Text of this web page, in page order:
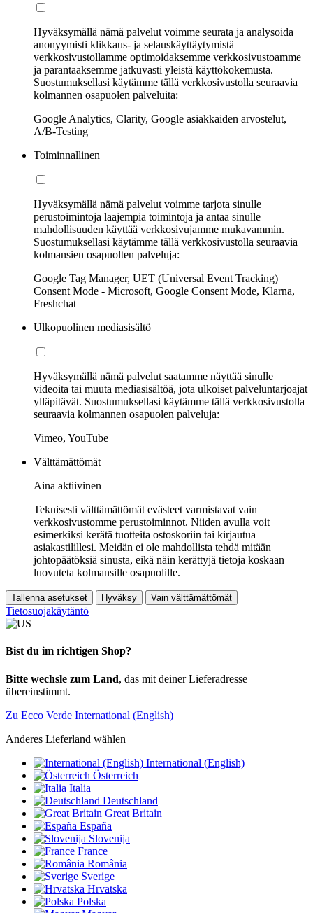
Hyväksymällä nämä palvelut voimme seurata ja analysoida
anonyymisti klikkaus- ja selauskäyttäytymistä
verkkosivustollamme optimoidaksemme verkkosivustoamme
ja parantaaksemme jatkuvasti yleistä käyttökokemusta.
Suostumuksellasi käytämme tällä verkkosivustolla seuraavia
kolmannen osapuolen palveluita:
Google Analytics, Clarity, Google asiakkaiden arvostelut,
A/B-Testing
Toiminnallinen
Hyväksymällä nämä palvelut voimme tarjota sinulle
perustoimintoja laajempia toimintoja ja antaa sinulle
mahdollisuuden käyttää verkkosivujamme mukavammin.
Suostumuksellasi käytämme tällä verkkosivustolla seuraavia
kolmansien osapuolten palveluja:
Google Tag Manager, UET (Universal Event Tracking)
Consent Mode - Microsoft, Google Consent Mode, Klarna,
Freshchat
Ulkopuolinen mediasisältö
Hyväksymällä nämä palvelut saatamme näyttää sinulle
videoita tai muuta mediasisältöä, jota ulkoiset palveluntarjoajat
ylläpitävät. Suostumuksellasi käytämme tällä verkkosivustolla
seuraavia kolmannen osapuolen palveluja:
Vimeo, YouTube
Välttämättömät
Aina aktiivinen
Teknisesti välttämättömät evästeet varmistavat vain
verkkosivustomme perustoiminnot. Niiden avulla voit
esimerkiksi kerätä tuotteita ostoskoriin tai kirjautua
asiakastilillesi. Meidän ei ole mahdollista tehdä mitään
johtopäätöksiä sinusta, eikä näin kerättyjä tietoja koskaan
luovuteta kolmansille osapuolille.
Tallenna asetukset Hyväksy Vain välttämättömät
Tietosuojakäytäntö
Bist du im richtigen Shop?
Bitte wechsle zum Land, das mit deiner Lieferadresse
übereinstimmt.
Zu Ecco Verde International (English)
Anderes Lieferland wählen
International (English)
Österreich
Italia
Deutschland
Great Britain
España
Slovenija
France
România
Sverige
Hrvatska
Polska